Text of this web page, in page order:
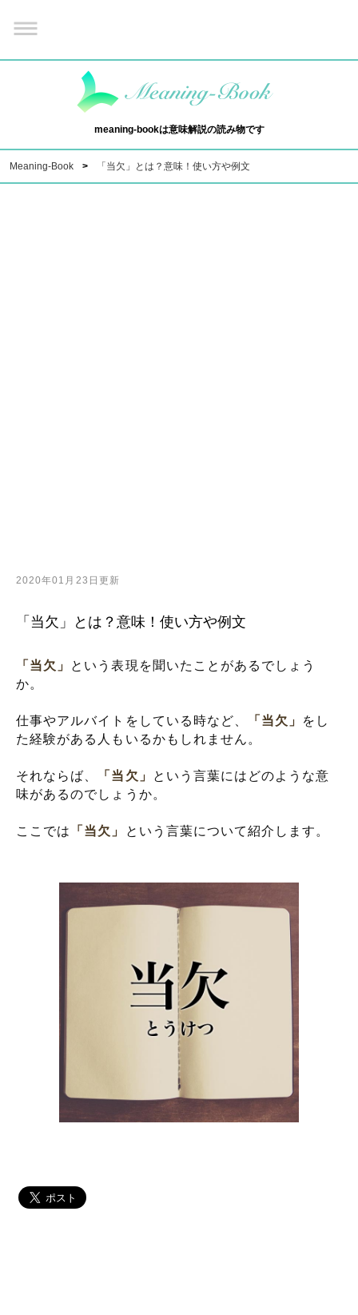
meaning-bookは意味解説の読み物です
Meaning-Book 「当欠」とは？意味！使い方や例文
2020年01月23日更新
「当欠」とは？意味！使い方や例文
「当欠」
という表現を聞いたことがあるでしょう
か。
仕事やアルバイトをしている時など、 「当欠」 をし
た経験がある人もいるかもしれません。
それならば、 「当欠」
という言葉にはどのような意
味があるのでしょうか。
ここでは 「当欠」 という言葉について紹介します。